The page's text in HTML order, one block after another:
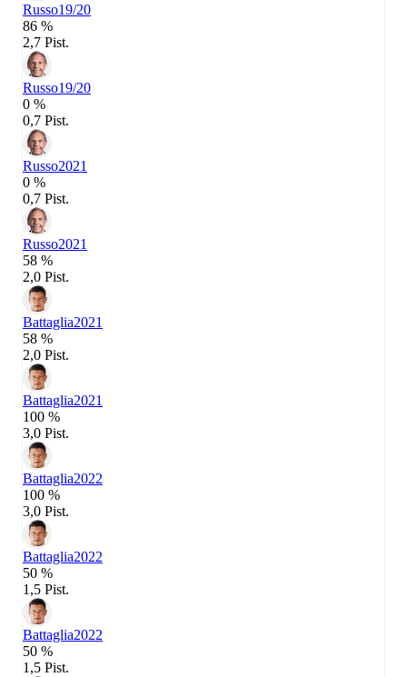
Russo19/20
86 %
2,7 Pist.
Russo19/20
0 %
0,7 Pist.
Russo2021
0 %
0,7 Pist.
Russo2021
58 %
2,0 Pist.
Battaglia2021
58 %
2,0 Pist.
Battaglia2021
100 %
3,0 Pist.
Battaglia2022
100 %
3,0 Pist.
Battaglia2022
50 %
1,5 Pist.
Battaglia2022
50 %
1,5 Pist.